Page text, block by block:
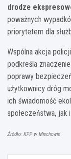
drodze
poważnych
priorytetem dla
Wspólna akcja
podkreśla
poprawy
użytkownicy dróg
ich świadomość
społeczeństwa, jak
Źródło: KPP w Miechowie